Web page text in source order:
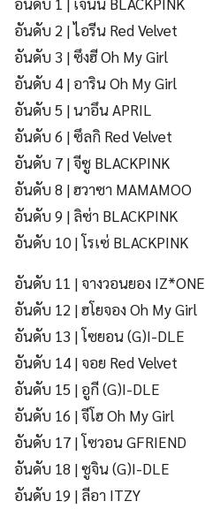
อันดับ 2 | ไอรีน Red Velvet
อันดับ 3 | ซึงฮี Oh My Girl
อันดับ 4 | อาริน Oh My Girl
อันดับ 5 | นาอึน APRIL
อันดับ 6 | ซึลกิ Red Velvet
อันดับ 7 | จีซู BLACKPINK
อันดับ 8 | ฮวาซา MAMAMOO
อันดับ 9 | ลิซ่า BLACKPINK
อันดับ 10 | โรเซ่ BLACKPINK
อันดับ 11 | จางวอนยอง IZ*ONE
อันดับ 12 | ฮโยจอง Oh My Girl
อันดับ 13 | โซยอน (G)I-DLE
อันดับ 14 | จอย Red Velvet
อันดับ 15 | อูกี (G)I-DLE
อันดับ 16 | จีโฮ Oh My Girl
อันดับ 17 | โซวอน GFRIEND
อันดับ 18 | ซูจิน (G)I-DLE
อันดับ 19 | ลีอา ITZY